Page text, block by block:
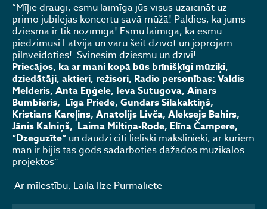
“Mīļie draugi, esmu laimīga jūs visus uzaicināt uz
primo jubilejas koncertu savā mūžā! Paldies, ka jums
dziesma ir tik nozīmīga! Esmu laimīga, ka esmu
piedzimusi Latvijā un varu šeit dzīvot un joprojām
pilnveidoties! Svinēsim dziesmu un dzīvi!
Priecājos, ka ar mani kopā būs brīnišķīgi mūziķi,
dziedātāji, aktieri, režisori, Radio personības: Valdis
Melderis, Anta Eņģele, Ieva Sutugova, Ainars
Bumbieris, Līga Priede, Gundars Silakaktiņš,
Kristians Kareļins, Anatolijs Livča, Aleksejs Bahirs,
Jānis Kalniņš, Laima Miltiņa-Rode, Elīna Čampere,
“Dzeguzīte” un daudzi citi lieliski mākslinieki, ar kuriem
man ir bijis tas gods sadarboties dažādos muzikālos
projektos”
Ar mīlestību, Laila Ilze Purmaliete